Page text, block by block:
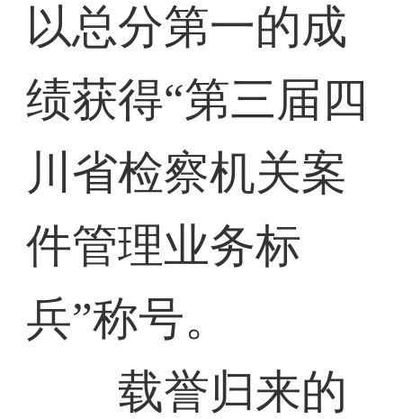
以总分第一的成
绩获得“第三届四
川省检察机关案
件管理业务标
兵”称号。
载誉归来的